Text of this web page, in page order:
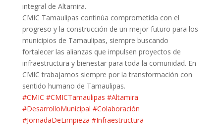
integral de Altamira.
CMIC Tamaulipas continúa comprometida con el
progreso y la construcción de un mejor futuro para los
municipios de Tamaulipas, siempre buscando
fortalecer las alianzas que impulsen proyectos de
infraestructura y bienestar para toda la comunidad. En
CMIC trabajamos siempre por la transformación con
sentido humano de Tamaulipas.
#CMIC #CMICTamaulipas #Altamira
#DesarrolloMunicipal #Colaboración
#JornadaDeLimpieza #Infraestructura